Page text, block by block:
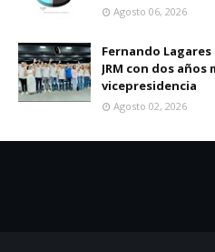
Agosto 06, 2026
Fernando
JRM con dos años
vicepresidencia
Agosto 02, 2026